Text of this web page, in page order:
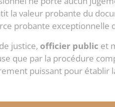
la valeur probante du
probante exceptionnelle
justice, officier public et
que par la procédure
puissant pour établir